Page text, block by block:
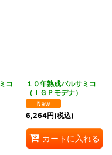
コ
１０年熟成バルサミコ
（ＩＧＰモデナ）
6,264円(税込)
カートに入れる